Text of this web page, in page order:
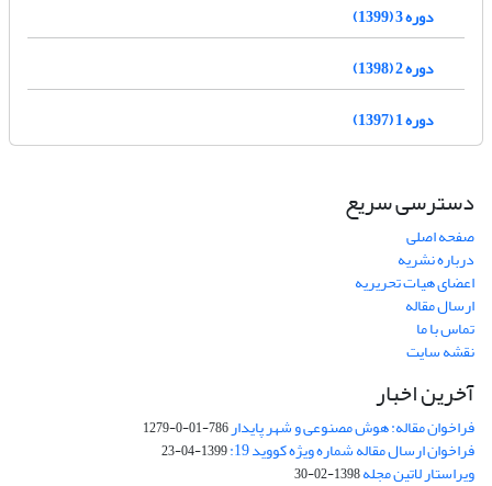
دوره 3 (1399)
دوره 2 (1398)
دوره 1 (1397)
دسترسی سریع
صفحه اصلی
درباره نشریه
اعضای هیات تحریریه
ارسال مقاله
تماس با ما
نقشه سایت
آخرین اخبار
فراخوان مقاله: هوش مصنوعی و شهر پایدار786-01-0-1279
فراخوان ارسال مقاله شماره ویژه کووید 19: 1399-04-23
ویراستار لاتین مجله1398-02-30